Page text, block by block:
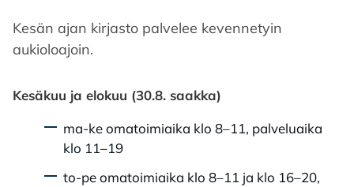
Kesän ajan kirjasto palvelee kevennetyin
aukioloajoin.
Kesäkuu ja elokuu (30.8. saakka)
ma-ke omatoimiaika klo 8–11, palveluaika
klo 11–19
to-pe omatoimiaika klo 8–11 ja klo 16–20,